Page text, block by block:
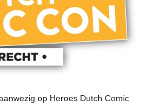
op Heroes Dutch Comic